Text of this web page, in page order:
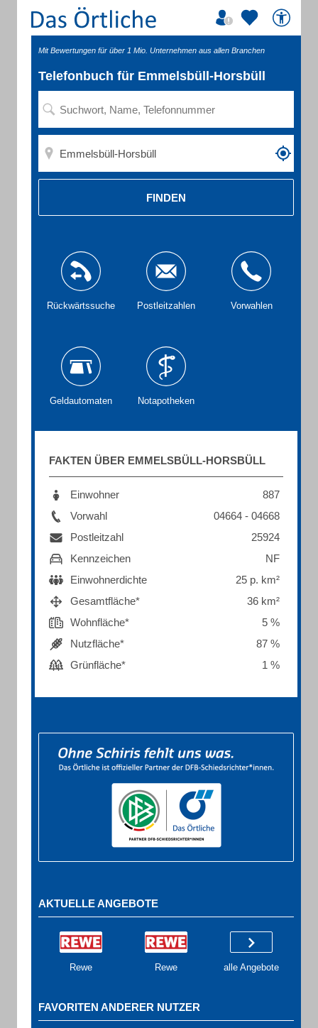
Mit Bewertungen für über 1 Mio. Unternehmen aus allen Branchen
Telefonbuch für Emmelsbüll-Horsbüll
FINDEN
Rückwärtssuche Postleitzahlen Vorwahlen
Geldautomaten Notapotheken
FAKTEN ÜBER EMMELSBÜLL-HORSBÜLL
Einwohner
887
Vorwahl
04664 - 04668
Postleitzahl
25924
Kennzeichen
NF
Einwohnerdichte
25 p. km²
Gesamtfläche*
36 km²
Wohnfläche*
5 %
Nutzfläche*
87 %
Grünfläche*
1 %
AKTUELLE ANGEBOTE
Rewe Rewe alle Angebote
FAVORITEN ANDERER NUTZER